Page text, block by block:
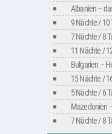
Albanien –
9 Nächte / 10
7 Nächte / 8
11 Nächte /
Bulgarien –
15 Nächte /
5 Nächte / 6
Mazedonien
7 Nächte / 8